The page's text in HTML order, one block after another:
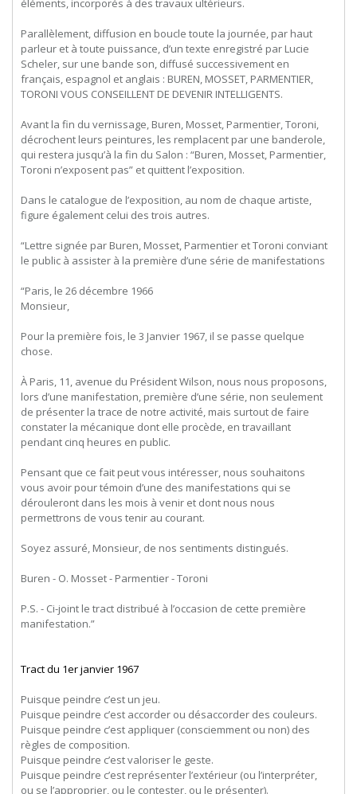
éléments, incorporés à des travaux ultérieurs.
Parallèlement, diffusion en boucle toute la journée, par haut
parleur et à toute puissance, d’un texte enregistré par Lucie
Scheler, sur une bande son, diffusé successivement en
français, espagnol et anglais : BUREN, MOSSET, PARMENTIER,
TORONI VOUS CONSEILLENT DE DEVENIR INTELLIGENTS.
Avant la fin du vernissage, Buren, Mosset, Parmentier, Toroni,
décrochent leurs peintures, les remplacent par une banderole,
qui restera jusqu’à la fin du Salon : “Buren, Mosset, Parmentier,
Toroni n’exposent pas” et quittent l’exposition.
Dans le catalogue de l’exposition, au nom de chaque artiste,
figure également celui des trois autres.
“Lettre signée par Buren, Mosset, Parmentier et Toroni conviant
le public à assister à la première d’une série de manifestations
“Paris, le 26 décembre 1966
Monsieur,
Pour la première fois, le 3 Janvier 1967, il se passe quelque
chose.
À Paris, 11, avenue du Président Wilson, nous nous proposons,
lors d’une manifestation, première d’une série, non seulement
de présenter la trace de notre activité, mais surtout de faire
constater la mécanique dont elle procède, en travaillant
pendant cinq heures en public.
Pensant que ce fait peut vous intéresser, nous souhaitons
vous avoir pour témoin d’une des manifestations qui se
dérouleront dans les mois à venir et dont nous nous
permettrons de vous tenir au courant.
Soyez assuré, Monsieur, de nos sentiments distingués.
Buren - O. Mosset - Parmentier - Toroni
P.S. - Ci-joint le tract distribué à l’occasion de cette première
manifestation.”
Tract du 1er janvier 1967
Puisque peindre c’est un jeu.
Puisque peindre c’est accorder ou désaccorder des couleurs.
Puisque peindre c’est appliquer (consciemment ou non) des
règles de composition.
Puisque peindre c’est valoriser le geste.
Puisque peindre c’est représenter l’extérieur (ou l’interpréter,
ou se l’approprier, ou le contester, ou le présenter).